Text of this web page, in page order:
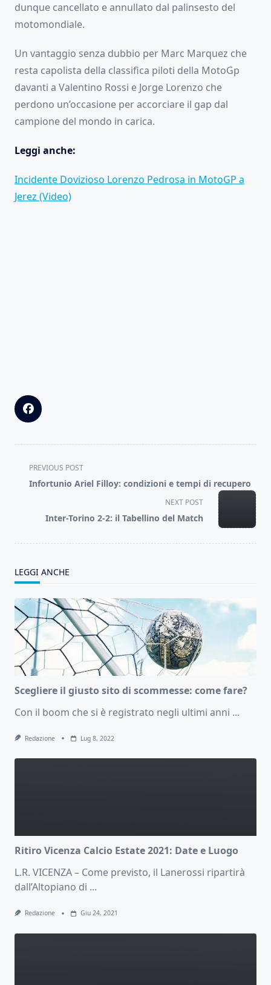
dunque cancellato e annullato dal palinsesto del
motomondiale.
Un vantaggio senza dubbio per Marc Marquez che
resta capolista della classifica piloti della MotoGp
davanti a Valentino Rossi e Jorge Lorenzo che
perdono un’occasione per accorciare il gap dal
campione del mondo in carica.
Leggi anche:
Incidente Dovizioso Lorenzo Pedrosa in MotoGP a
Jerez (Video)
<span
class="nav-
reader-
PREVIOUS POST
Infortunio Ariel Filloy: condizioni e tempi di recupero
NEXT POST
Inter-Torino 2-2: il Tabellino del Match
LEGGI ANCHE
Scegliere il giusto sito di scommesse: come fare?
Con il boom che si è registrato negli ultimi anni ...
Redazione Lug 8, 2022
Ritiro Vicenza Calcio Estate 2021: Date e Luogo
L.R. VICENZA – Come previsto, il Lanerossi ripartirà
dall’Altopiano di ...
Redazione Giu 24, 2021